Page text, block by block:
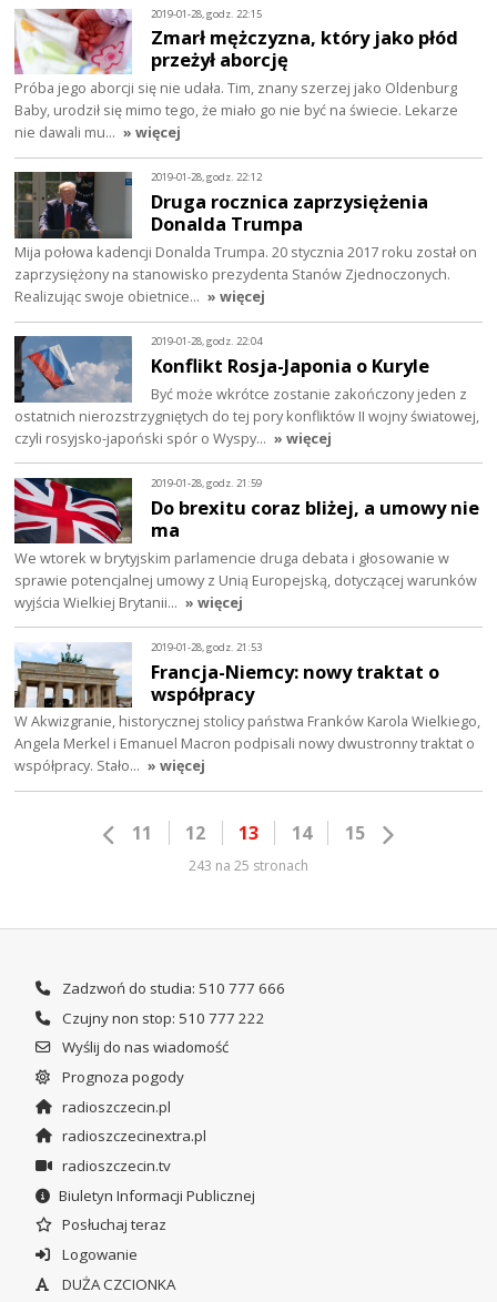
2019-01-28, godz. 22:15
Zmarł mężczyzna, który jako płód
przeżył aborcję
Próba jego aborcji się nie udała. Tim, znany szerzej jako Oldenburg
Baby, urodził się mimo tego, że miało go nie być na świecie. Lekarze
nie dawali mu… » więcej
2019-01-28, godz. 22:12
Druga rocznica zaprzysiężenia
Donalda Trumpa
Mija połowa kadencji Donalda Trumpa. 20 stycznia 2017 roku został on
zaprzysiężony na stanowisko prezydenta Stanów Zjednoczonych.
Realizując swoje obietnice… » więcej
2019-01-28, godz. 22:04
Konflikt Rosja-Japonia o Kuryle
Być może wkrótce zostanie zakończony jeden z
ostatnich nierozstrzygniętych do tej pory konfliktów II wojny światowej,
czyli rosyjsko-japoński spór o Wyspy… » więcej
2019-01-28, godz. 21:59
Do brexitu coraz bliżej, a umowy nie
ma
We wtorek w brytyjskim parlamencie druga debata i głosowanie w
sprawie potencjalnej umowy z Unią Europejską, dotyczącej warunków
wyjścia Wielkiej Brytanii… » więcej
2019-01-28, godz. 21:53
Francja-Niemcy: nowy traktat o
współpracy
W Akwizgranie, historycznej stolicy państwa Franków Karola Wielkiego,
Angela Merkel i Emanuel Macron podpisali nowy dwustronny traktat o
współpracy. Stało… » więcej
11 12 13 14 15
243 na 25 stronach
Zadzwoń do studia: 510 777 666
Czujny non stop: 510 777 222
Wyślij do nas wiadomość
Prognoza pogody
radioszczecin.pl
radioszczecinextra.pl
radioszczecin.tv
Biuletyn Informacji Publicznej
Posłuchaj teraz
Logowanie
DUŻA CZCIONKA